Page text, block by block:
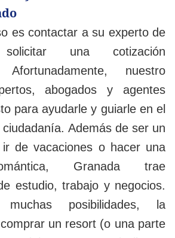
es contactar a su experto de
una cotización
Afortunadamente, nuestro
abogados y agentes
para ayudarle y guiarle en el
Además de ser un
de vacaciones o hacer una
Granada trae
estudio, trabajo y negocios.
posibilidades, la
un resort (o una parte